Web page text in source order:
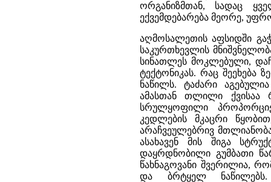
ორგანიზმთან, სადაც
ექვემდებარება მეორე,
აღმოსალეთის აფსიდში
საკურთხევლის
სინათლეს მოკლებული,
ტექტონიკას. რაც შეეხება
ნაწილს. ტაძარი
ამასთან თლილი ქვისაა
სრულყოფილი
კედლების მკაცრი
არაჩვეულებრივ
ასახავენ მის შიგა
დაყრდნობილი გუმბათი
წახნაგოვანი შვერილია,
და ბრტყელ ნაწილებს.